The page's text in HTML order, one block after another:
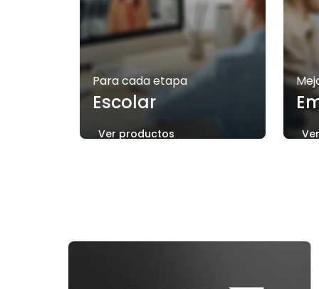
Para cada etapa
Escolar
Ver productos